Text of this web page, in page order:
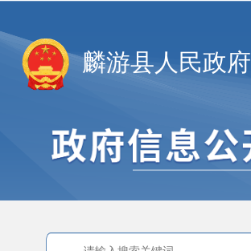
麟游县人民政府